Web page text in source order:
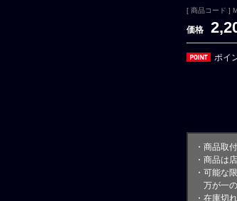
[ 商品コード ]
価格
ポイ
・商品取
・商品は
・可能な
万が一の
・在庫切